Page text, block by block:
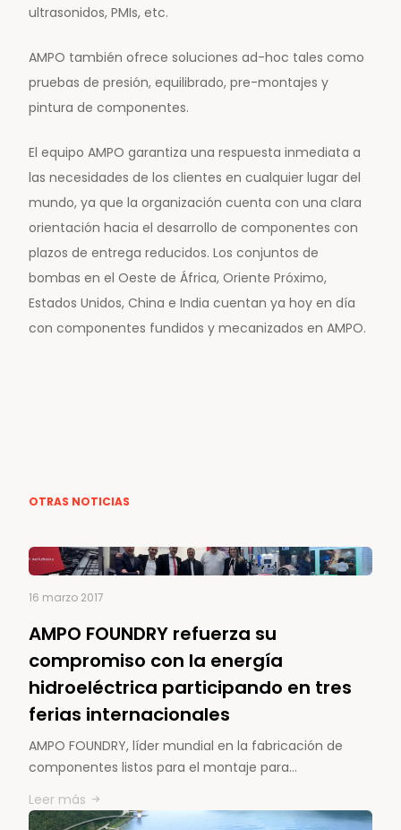
ultrasonidos, PMIs, etc.
AMPO también ofrece soluciones ad-hoc tales como
pruebas de presión, equilibrado, pre-montajes y
pintura de componentes.
El equipo AMPO garantiza una respuesta inmediata a
las necesidades de los clientes en cualquier lugar del
mundo, ya que la organización cuenta con una clara
orientación hacia el desarrollo de componentes con
plazos de entrega reducidos. Los conjuntos de
bombas en el Oeste de África, Oriente Próximo,
Estados Unidos, China e India cuentan ya hoy en día
con componentes fundidos y mecanizados en AMPO.
OTRAS NOTICIAS
16 marzo 2017
AMPO FOUNDRY refuerza su
compromiso con la energía
hidroeléctrica participando en tres
ferias internacionales
AMPO FOUNDRY, líder mundial en la fabricación de
componentes listos para el montaje para…
Leer más